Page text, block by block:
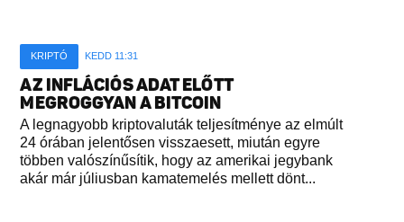
KRIPTÓ KEDD 11:31
AZ INFLÁCIÓS ADAT ELŐTT
MEGROGGYAN A BITCOIN
A legnagyobb kriptovaluták teljesítménye az elmúlt
24 órában jelentősen visszaesett, miután egyre
többen valószínűsítik, hogy az amerikai jegybank
akár már júliusban kamatemelés mellett dönt...